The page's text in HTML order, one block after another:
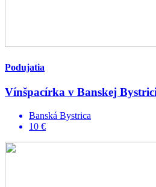
Podujatia
Vínšpacírka v Banskej
Banská Bystrica
10 €